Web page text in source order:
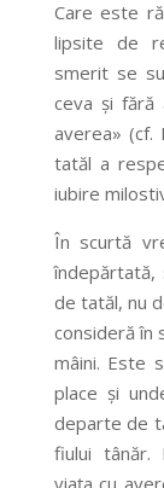
Care este
lipsite de
smerit se
ceva și
averea» (cf.
tatăl a
iubire
În scurtă
îndepărtată,
de tatăl, nu
consideră în
mâini. Este
place și
departe de
fiului tânăr.
viața cu